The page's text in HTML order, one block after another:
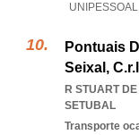
UNIPESSOAL
Pontuais
Seixal,
R STUART
SETUBAL
Transporte